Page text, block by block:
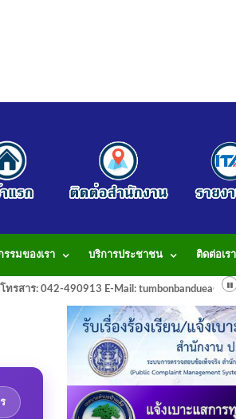
รรมของเรา บริการประชาชน ติดต่อเรา
สาร: 042-490913 E-Mail: